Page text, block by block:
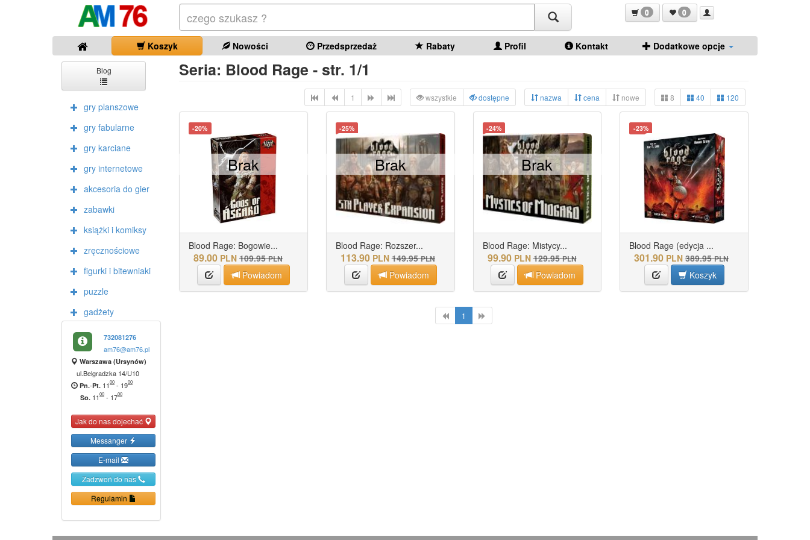
0 0
Koszyk Nowości Przedsprzedaż Rabaty Profil Kontakt Dodatkowe opcje
Blog
gry planszowe
gry fabularne
gry karciane
gry internetowe
akcesoria do gier
zabawki
książki i komiksy
zręcznościowe
figurki i bitewniaki
puzzle
gadżety
732081276
am76@am76.pl
Warszawa (Ursynów)
ul.Belgradzka 14/U10
Pn.-Pt. 1100 - 1900
So. 1100 - 1700
Jak do nas dojechać
Messanger
E-mail
Zadzwoń do nas
Regulamin
Seria: Blood Rage - str. 1/1
1 wszystkie dostępne nazwa cena nowe 8 40 120
-20%
Blood Rage: Bogowie...
89.00 PLN 109.95 PLN
Powiadom
Brak
-25%
Blood Rage: Rozszer...
113.90 PLN 149.95 PLN
Powiadom
Brak
-24%
Blood Rage: Mistycy...
99.90 PLN 129.95 PLN
Powiadom
Brak
-23%
Blood Rage (edycja ...
301.90 PLN 389.95 PLN
Koszyk
1